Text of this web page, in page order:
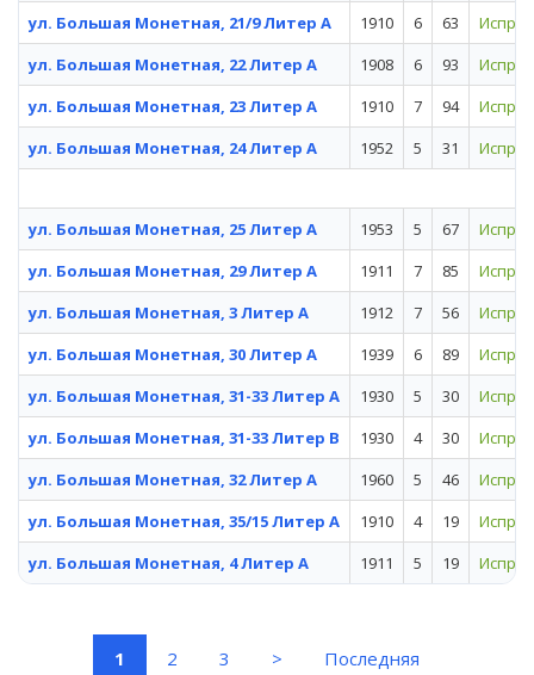
ул. Большая Монетная, 21/9 Литер А
1910 6 63
ул. Большая Монетная, 22 Литер А
1908 6 93
ул. Большая Монетная, 23 Литер А
1910 7 94
ул. Большая Монетная, 24 Литер А
1952 5 31
ул. Большая Монетная, 25 Литер А 1953 5 67
ул. Большая Монетная, 29 Литер А
1911 7 85
ул. Большая Монетная, 3 Литер А
1912 7 56
ул. Большая Монетная, 30 Литер А
1939 6 89
ул. Большая Монетная, 31-33 Литер А
1930 5 30
ул. Большая Монетная, 31-33 Литер В
1930 4 30
ул. Большая Монетная, 32 Литер А
1960 5 46
ул. Большая Монетная, 35/15 Литер А
1910 4 19
ул. Большая Монетная, 4 Литер А
1911 5 19
1 (current)
2 3 > Последняя